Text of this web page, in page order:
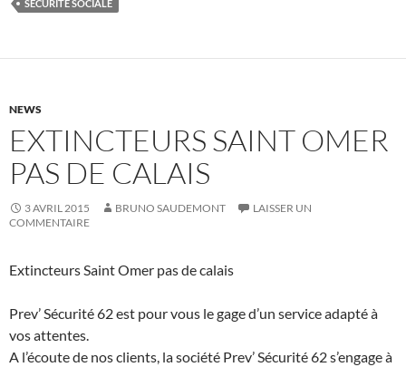
SECURITE SOCIALE
NEWS
EXTINCTEURS SAINT OMER
PAS DE CALAIS
3 AVRIL 2015 BRUNO SAUDEMONT
LAISSER UN
COMMENTAIRE
Extincteurs Saint Omer pas de calais
Prev’ Sécurité 62 est pour vous le gage d’un service adapté à
vos attentes.
A l’écoute de nos clients, la société Prev’ Sécurité 62 s’engage à